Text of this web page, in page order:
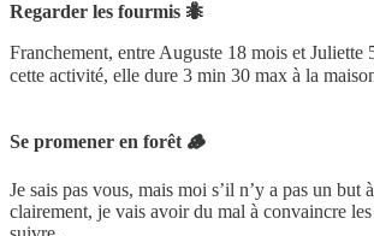
Regarder les fourmis 🐜
Franchement, entre Auguste 18 mois et Juliette
cette activité, elle dure 3 min 30 max à la
Se promener en forêt 🪵
Je sais pas vous, mais moi s’il n’y a pas un but
clairement, je vais avoir du mal à convaincre